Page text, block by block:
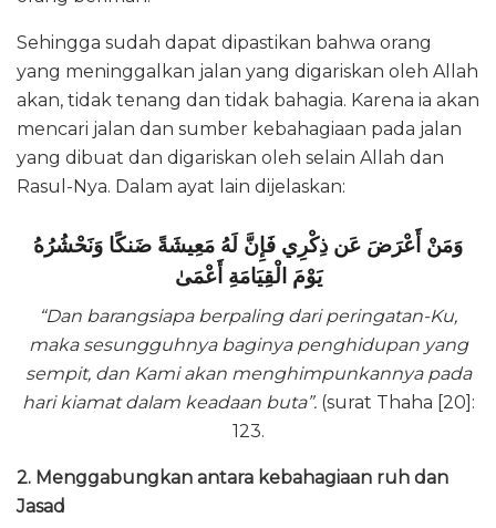
Sehingga sudah dapat dipastikan bahwa orang
yang meninggalkan jalan yang digariskan oleh Allah
akan, tidak tenang dan tidak bahagia. Karena ia akan
mencari jalan dan sumber kebahagiaan pada jalan
yang dibuat dan digariskan oleh selain Allah dan
Rasul-Nya. Dalam ayat lain dijelaskan:
وَمَنْ أَعْرَضَ عَن ذِكْرِي فَإِنَّ لَهُ مَعِيشَةً ضَنكًا وَنَحْشُرُهُ
يَوْمَ الْقِيَامَةِ أَعْمَىٰ
“Dan barangsiapa berpaling dari peringatan-Ku,
maka sesungguhnya baginya penghidupan yang
sempit, dan Kami akan menghimpunkannya pada
hari kiamat dalam keadaan buta”. (surat Thaha [20]:
123.
2. Menggabungkan antara kebahagiaan ruh dan
Jasad